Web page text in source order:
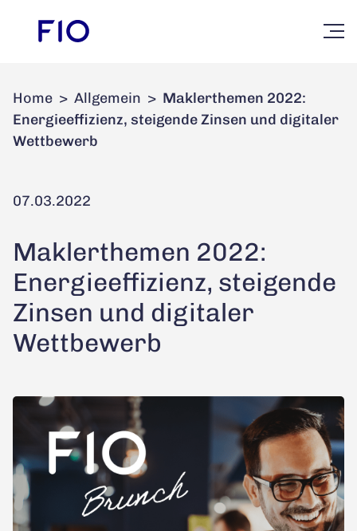
Home > Allgemein > Maklerthemen 2022:
Energieeffizienz, steigende Zinsen und digitaler
Wettbewerb
07.03.2022
Maklerthemen 2022:
Energieeffizienz, steigende
Zinsen und digitaler
Wettbewerb